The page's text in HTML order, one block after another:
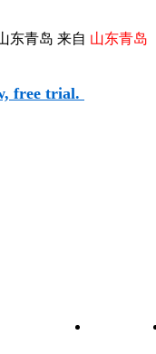
东青岛 来自 山东青岛
free trial.